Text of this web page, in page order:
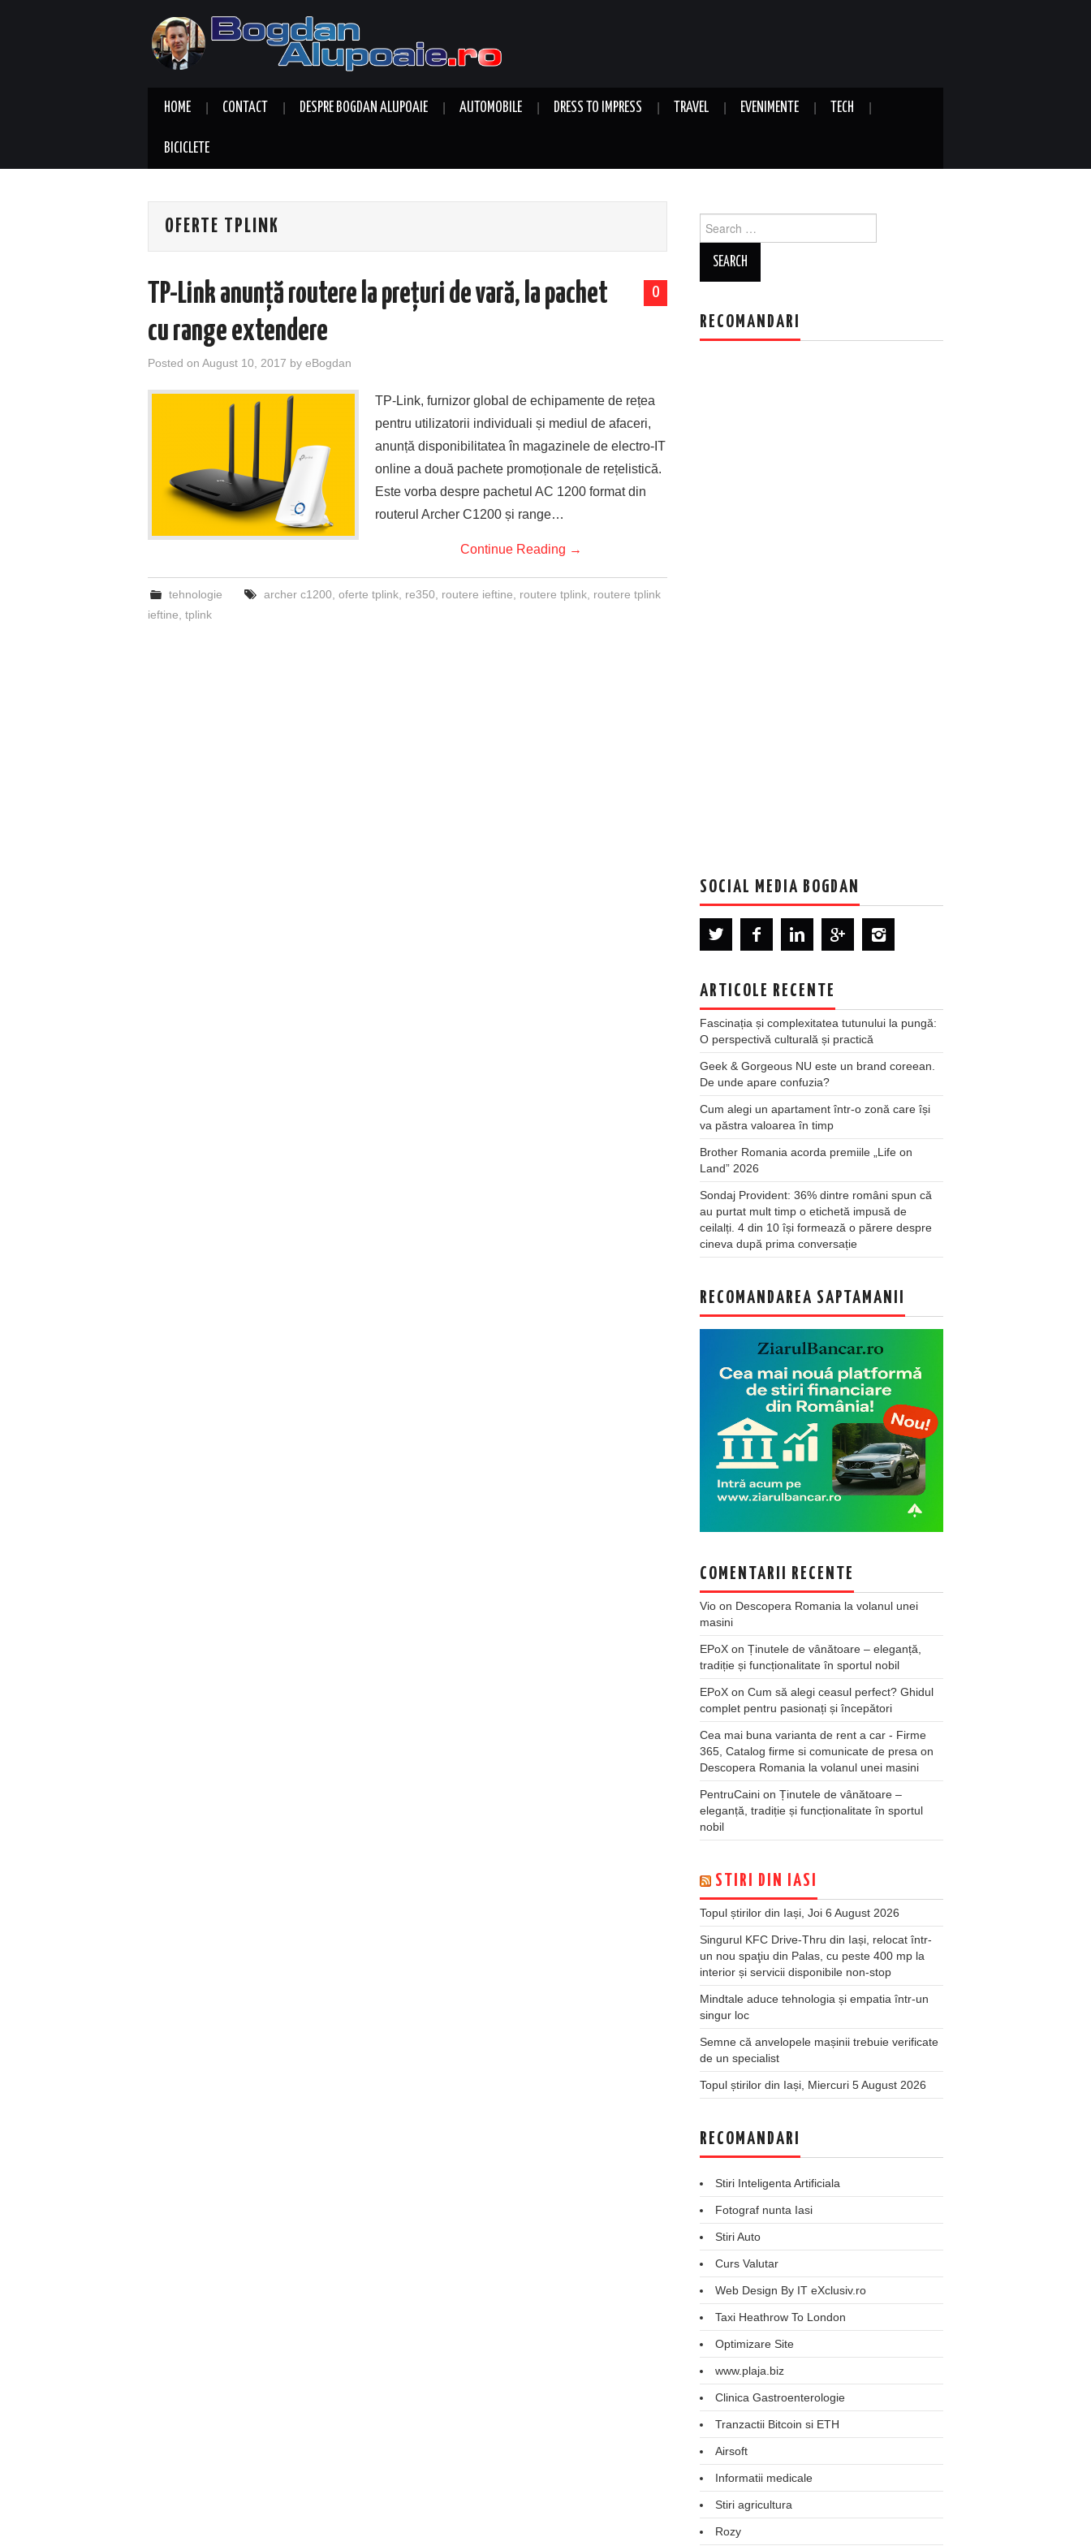
HOME CONTACT DESPRE BOGDAN ALUPOAIE AUTOMOBILE DRESS TO IMPRESS TRAVEL EVENIMENTE TECH
BICICLETE
OFERTE TPLINK
0
TP-Link anunță routere la prețuri de vară, la pachet
cu range extendere
Posted on August 10, 2017 by eBogdan
TP-Link, furnizor global de echipamente de rețea
pentru utilizatorii individuali și mediul de afaceri,
anunță disponibilitatea în magazinele de electro-IT
online a două pachete promoționale de rețelistică.
Este vorba despre pachetul AC 1200 format din
routerul Archer C1200 și range…
Continue Reading →
tehnologie archer c1200 oferte tplink, re350 routere ieftine routere tplink, routere tplink
ieftine tplink
for:
RECOMANDARI
SOCIAL MEDIA BOGDAN
ARTICOLE RECENTE
Fascinația și complexitatea tutunului la pungă:
O perspectivă culturală și practică
Geek & Gorgeous NU este un brand coreean.
De unde apare confuzia?
Cum alegi un apartament într-o zonă care își
va păstra valoarea în timp
Brother Romania acorda premiile „Life on
Land” 2026
Sondaj Provident: 36% dintre români spun că
au purtat mult timp o etichetă impusă de
ceilalți. 4 din 10 își formează o părere despre
cineva după prima conversație
RECOMANDAREA SAPTAMANII
COMENTARII RECENTE
Vio on Descopera Romania la volanul unei
masini
EPoX on Ținutele de vânătoare – eleganță,
tradiție și funcționalitate în sportul nobil
EPoX on Cum să alegi ceasul perfect? Ghidul
complet pentru pasionați și începători
Cea mai buna varianta de rent a car - Firme
365, Catalog firme si comunicate de presa on
Descopera Romania la volanul unei masini
PentruCaini on Ținutele de vânătoare –
eleganță, tradiție și funcționalitate în sportul
nobil
STIRI DIN IASI
Topul știrilor din Iași, Joi 6 August 2026
Singurul KFC Drive-Thru din Iași, relocat într-
un nou spaţiu din Palas, cu peste 400 mp la
interior și servicii disponibile non-stop
Mindtale aduce tehnologia și empatia într-un
singur loc
Semne că anvelopele mașinii trebuie verificate
de un specialist
Topul știrilor din Iași, Miercuri 5 August 2026
RECOMANDARI
Stiri Inteligenta Artificiala
Fotograf nunta Iasi
Stiri Auto
Curs Valutar
Web Design By IT eXclusiv.ro
Taxi Heathrow To London
Optimizare Site
www.plaja.biz
Clinica Gastroenterologie
Tranzactii Bitcoin si ETH
Airsoft
Informatii medicale
Stiri agricultura
Rozy